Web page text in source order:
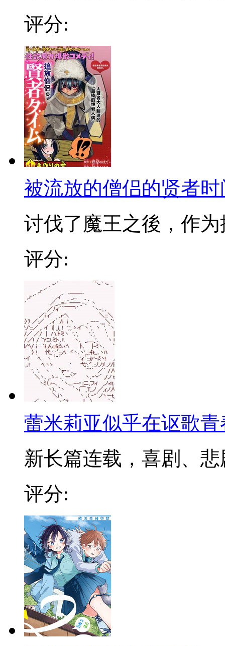
评分:
被流放的僧侣的贤者时
讨伐了魔王之後，作为
评分:
蕾米莉亚似乎在讴歌青
新长篇连载，喜剧、悲
评分: